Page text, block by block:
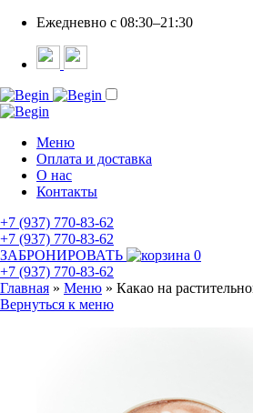
Ежедневно c 08:30–21:30
Меню
Оплата и доставка
О нас
Контакты
+7 (937) 770-83-62
+7 (937) 770-83-62
ЗАБРОНИРОВАТЬ
0
+7 (937) 770-83-62
Главная » Меню » Какао на
Вернуться к меню